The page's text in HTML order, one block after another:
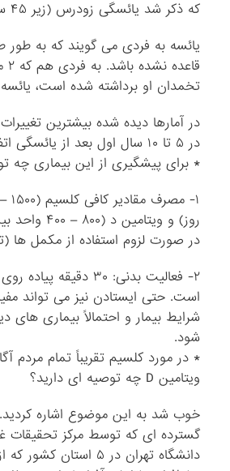
که ذکر شد یائسگی زودرس (زیر ۴۵ سال) است.
یائسه به فردی می گویند که به
تخمدان او برداشته شده است،
در آمارها دیده شده بیشترین
در ۵ تا ۱۰ سال اول بعد از یائسگی اتفاق می افتد.
* برای پیشگیری از این بیماری چه
روز) و
در صورت لزوم استفاده از مکمل
۲- فعالیت بدنی: ۳۰
است. حتی ایستادن نیز می تواند مفید
شرایط بیمار و احتمالاً بیماری های
شود.
* در مورد کلسیم تقریباً تمام مردم
ویتامین D چه توصیه ای دارید؟
خوب شد به این موضوع اشاره کردید.
گسترده ای که توسط مرکز تحقیقات
دانشگاه تهران در ۵ استان